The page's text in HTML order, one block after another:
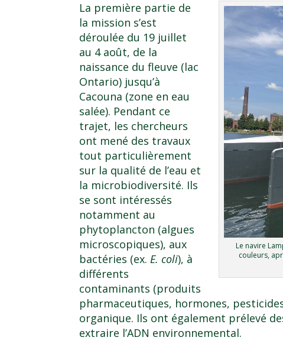
Le navire
couleurs,
La première partie de
la mission s’est
déroulée du 19 juillet
au 4 août, de la
naissance du fleuve (lac
Ontario) jusqu’à
Cacouna (zone en eau
salée). Pendant ce
trajet, les chercheurs
ont mené des travaux
tout particulièrement
sur la qualité de l’eau et
la microbiodiversité. Ils
se sont intéressés
notamment au
phytoplancton (algues
microscopiques), aux
bactéries (ex.E. coli), à
différents
contaminants (produits
pharmaceutiques, hormones,
organique. Ils ont également prélevé
extraire l’ADN environnemental.